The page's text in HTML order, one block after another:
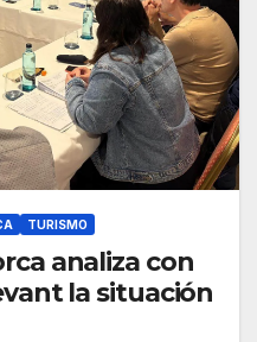
TURISMO
analiza con
la situación